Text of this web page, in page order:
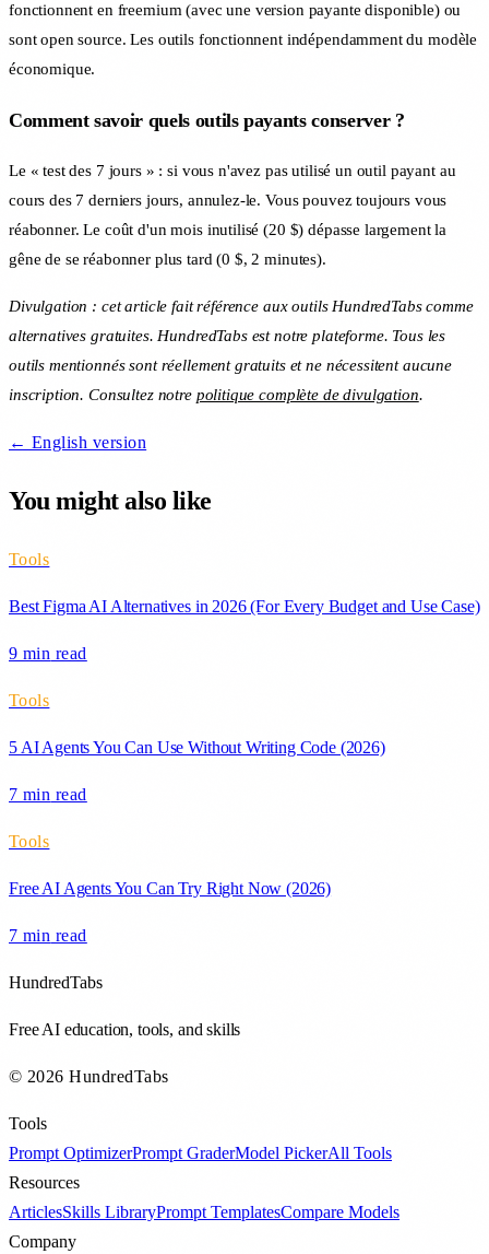
fonctionnent en freemium (avec une version payante disponible) ou
sont open source. Les outils fonctionnent indépendamment du modèle
économique.
Comment savoir quels outils payants conserver ?
Le « test des 7 jours » : si vous n'avez pas utilisé un outil payant au
cours des 7 derniers jours, annulez-le. Vous pouvez toujours vous
réabonner. Le coût d'un mois inutilisé (20 $) dépasse largement la
gêne de se réabonner plus tard (0 $, 2 minutes).
Divulgation : cet article fait référence aux outils HundredTabs comme
alternatives gratuites. HundredTabs est notre plateforme. Tous les
outils mentionnés sont réellement gratuits et ne nécessitent aucune
inscription. Consultez notre politique complète de divulgation.
← English version
You might also like
Tools
Best Figma AI Alternatives in 2026 (For Every Budget and Use Case)
9 min read
Tools
5 AI Agents You Can Use Without Writing Code (2026)
7 min read
Tools
Free AI Agents You Can Try Right Now (2026)
7 min read
HundredTabs
Free AI education, tools, and skills
© 2026 HundredTabs
Tools
Prompt OptimizerPrompt GraderModel PickerAll Tools
Resources
ArticlesSkills LibraryPrompt TemplatesCompare Models
Company